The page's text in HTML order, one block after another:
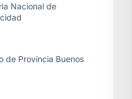
Nacional de
de Provincia Buenos